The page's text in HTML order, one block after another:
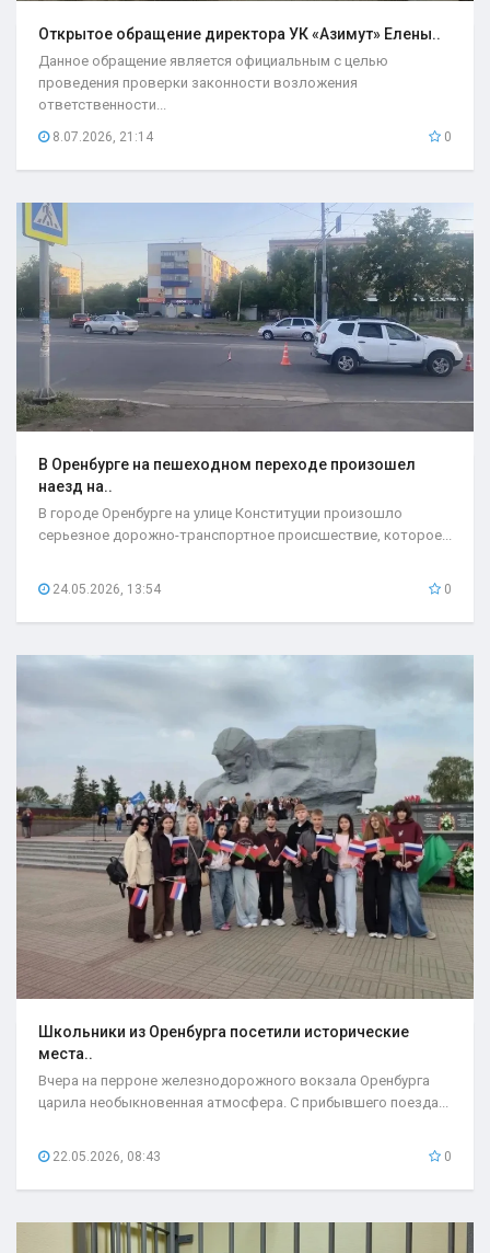
Открытое обращение директора УК «Азимут» Елены..
Данное обращение является официальным с целью
проведения проверки законности возложения
ответственности...
8.07.2026, 21:14 0
В Оренбурге на пешеходном переходе произошел
наезд на..
В городе Оренбурге на улице Конституции произошло
серьезное дорожно-транспортное происшествие, которое...
24.05.2026, 13:54 0
Школьники из Оренбурга посетили исторические
места..
Вчера на перроне железнодорожного вокзала Оренбурга
царила необыкновенная атмосфера. С прибывшего поезда...
22.05.2026, 08:43 0